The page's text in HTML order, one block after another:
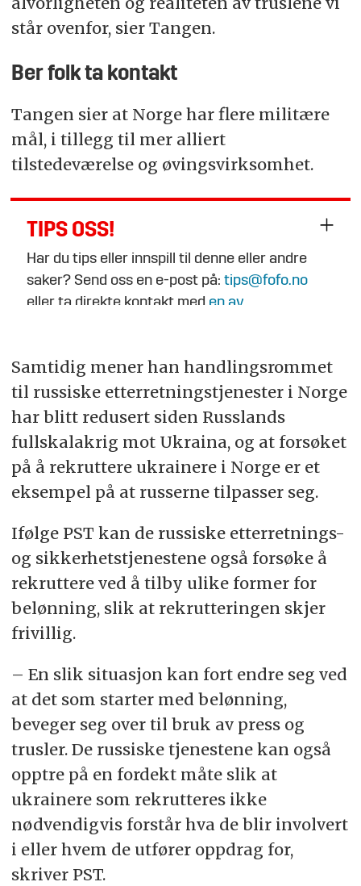
står ovenfor, sier Tangen.
Ber folk ta kontakt
Tangen sier at Norge har flere militære
mål, i tillegg til mer alliert
tilstedeværelse og øvingsvirksomhet.
TIPS OSS!
Har du tips eller innspill til denne eller andre
saker? Send oss en e-post på:tips@fofo.no
eller ta direkte kontakt med en av
Samtidig mener han handlingsrommet
til russiske etterretningstjenester i Norge
har blitt redusert siden Russlands
fullskalakrig mot Ukraina, og at forsøket
på å rekruttere ukrainere i Norge er et
eksempel på at russerne tilpasser seg.
Ifølge PST kan de russiske etterretnings-
og sikkerhetstjenestene også forsøke å
rekruttere ved å tilby ulike former for
belønning, slik at rekrutteringen skjer
frivillig.
– En slik situasjon kan fort endre seg ved
at det som starter med belønning,
beveger seg over til bruk av press og
trusler. De russiske tjenestene kan også
opptre på en fordekt måte slik at
ukrainere som rekrutteres ikke
nødvendigvis forstår hva de blir involvert
i eller hvem de utfører oppdrag for,
skriver PST.